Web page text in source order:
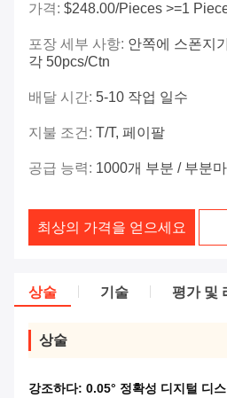
가격: $248.00/Pieces >=1
포장 세부 사항: 안쪽에 스폰지
각 50pcs/ctn
배달 시간: 5-10 작업 일수
지불 조건: T/T, 페이팔
공급 능력: 1000개 부분 / 부분
최상의 가격을 얻으세요
상술 기술 평가 및
상술
강조하다: 0.05° 정확성 디지털 디